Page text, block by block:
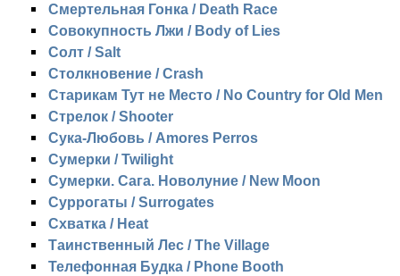
Смертельная Гонка / Death Race
Совокупность Лжи / Body of Lies
Солт / Salt
Столкновение / Crash
Старикам Тут не Место / No Country for Old Men
Стрелок / Shooter
Сука-Любовь / Amores Perros
Сумерки / Twilight
Сумерки. Сага. Новолуние / New Moon
Суррогаты / Surrogates
Схватка / Heat
Таинственный Лес / The Village
Телефонная Будка / Phone Booth